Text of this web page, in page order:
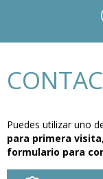
Puedes utilizar uno
para primera visita,
formulario para